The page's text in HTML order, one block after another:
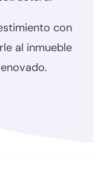
con
al inmueble